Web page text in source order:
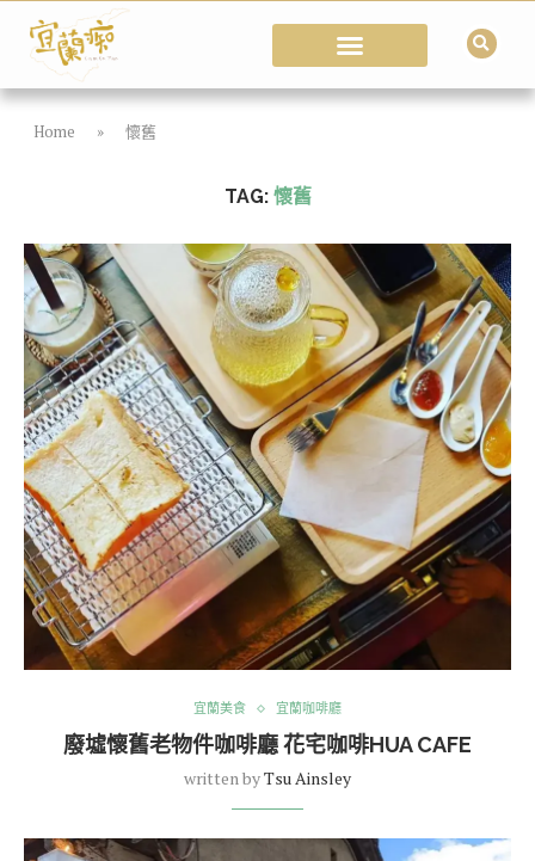
Home » 懷舊
TAG: 懷舊
宜蘭美食 宜蘭咖啡廳
廢墟懷舊老物件咖啡廳 花宅咖啡HUA CAFE
written byTsu Ainsley